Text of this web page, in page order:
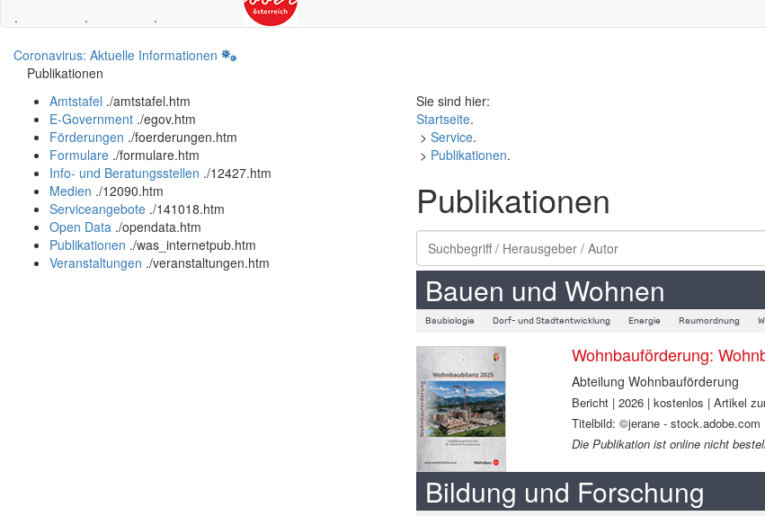
.
.
.
Coronavirus: Aktuelle Informationen
Publikationen
Amtstafel ./amtstafel.htm
E-Government ./egov.htm
Förderungen ./foerderungen.htm
Formulare ./formulare.htm
Info- und Beratungsstellen ./12427.htm
Medien ./12090.htm
Serviceangebote ./141018.htm
Open Data ./opendata.htm
Publikationen ./was_internetpub.htm
Veranstaltungen ./veranstaltungen.htm
Sie sind hier:
Startseite.
> Service.
> Publikationen.
Publikationen
Bauen und Wohnen
Baubiologie Dorf- und Stadtentwicklung Energie Raumordnung
Wohnbauförderung:
Abteilung Wohnbauförderung
Bericht | 2026 | kostenlos | Artikel
Titelbild: ©jerane - stock.adobe.com
Die Publikation ist online nicht
Bildung und Forschung